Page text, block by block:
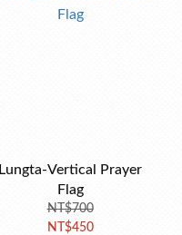
Lungta-Vertical Prayer
Flag
NT$700
NT$450